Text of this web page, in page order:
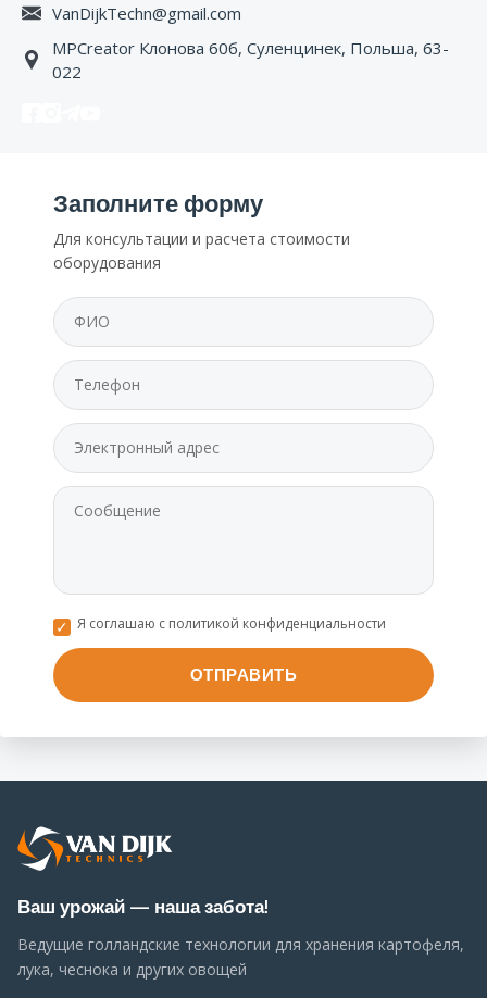
VanDijkTechn@gmail.com
MPCreator Клонова 60б, Суленцинек, Польша, 63-
022
Заполните форму
Для консультации и расчета стоимости
оборудования
Я соглашаю с политикой конфиденциальности
Ваш урожай — наша забота!
Ведущие голландские технологии для хранения картофеля,
лука, чеснока и других овощей